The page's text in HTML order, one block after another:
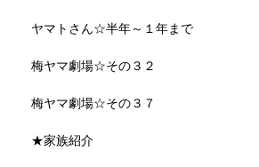
ヤマトさん☆半年～１年まで
梅ヤマ劇場☆その３２
梅ヤマ劇場☆その３７
★家族紹介